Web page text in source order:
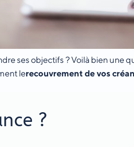
ses objectifs ? Voilà bien une
lerecouvrement de vos
?